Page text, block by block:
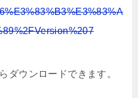
ダウンロードできます。